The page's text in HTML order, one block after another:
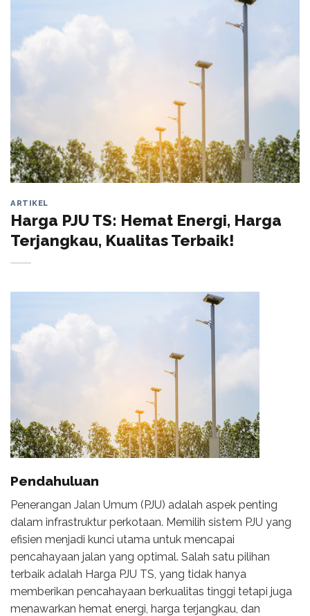
ARTIKEL
Harga PJU TS: Hemat Energi, Harga
Terjangkau, Kualitas Terbaik!
Pendahuluan
Penerangan Jalan Umum (PJU) adalah aspek penting
dalam infrastruktur perkotaan. Memilih sistem PJU yang
efisien menjadi kunci utama untuk mencapai
pencahayaan jalan yang optimal. Salah satu pilihan
terbaik adalah Harga PJU TS, yang tidak hanya
memberikan pencahayaan berkualitas tinggi tetapi juga
menawarkan hemat energi, harga terjangkau, dan